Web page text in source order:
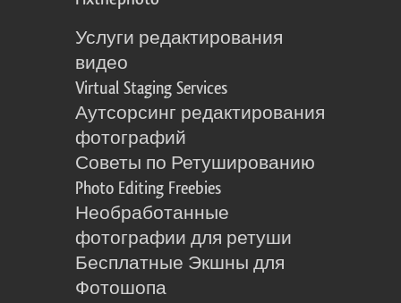
Услуги редактирования
видео
Virtual Staging Services
Аутсорсинг редактирования
фотографий
Советы по Ретушированию
Photo Editing Freebies
Необработанные
фотографии для ретуши
Бесплатные Экшны для
Фотошопа